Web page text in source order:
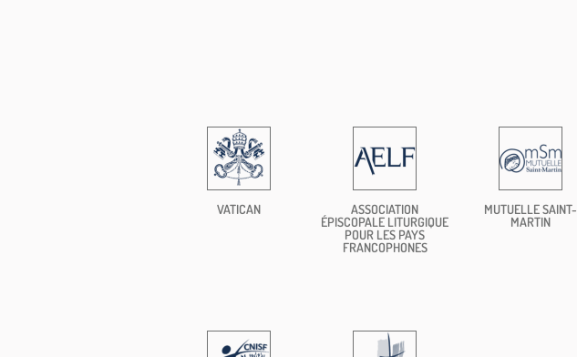
VATICAN
ASSOCIATION
ÉPISCOPALE LITURGIQUE
POUR LES PAYS
FRANCOPHONES
MUTUELLE SAINT-
MARTIN